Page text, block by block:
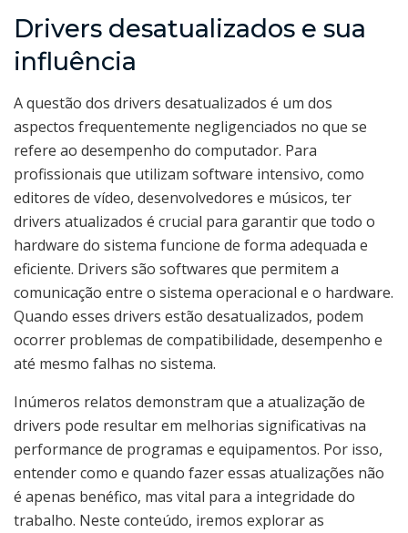
Drivers desatualizados e sua
influência
A questão dos drivers desatualizados é um dos
aspectos frequentemente negligenciados no que se
refere ao desempenho do computador. Para
profissionais que utilizam software intensivo, como
editores de vídeo, desenvolvedores e músicos, ter
drivers atualizados é crucial para garantir que todo o
hardware do sistema funcione de forma adequada e
eficiente. Drivers são softwares que permitem a
comunicação entre o sistema operacional e o hardware.
Quando esses drivers estão desatualizados, podem
ocorrer problemas de compatibilidade, desempenho e
até mesmo falhas no sistema.
Inúmeros relatos demonstram que a atualização de
drivers pode resultar em melhorias significativas na
performance de programas e equipamentos. Por isso,
entender como e quando fazer essas atualizações não
é apenas benéfico, mas vital para a integridade do
trabalho. Neste conteúdo, iremos explorar as